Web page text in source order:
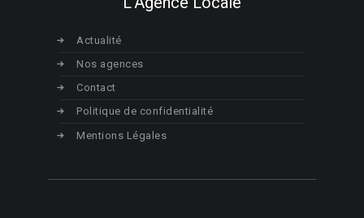
Actualité
Nos agences
Contact
Politique de confidentialité
Mentions Légales